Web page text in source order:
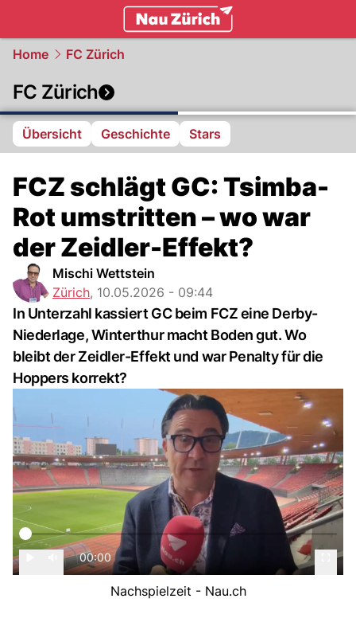
Home FC Zürich
FC Zürich
Übersicht Geschichte Stars
FCZ schlägt GC: Tsimba-
Rot umstritten – wo war
der Zeidler-Effekt?
Mischi Wettstein
Zürich, 10.05.2026 - 09:44
In Unterzahl kassiert GC beim FCZ eine Derby-
Niederlage, Winterthur macht Boden gut. Wo
bleibt der Zeidler-Effekt und war Penalty für die
Hoppers korrekt?
00:00
Nachspielzeit - Nau.ch